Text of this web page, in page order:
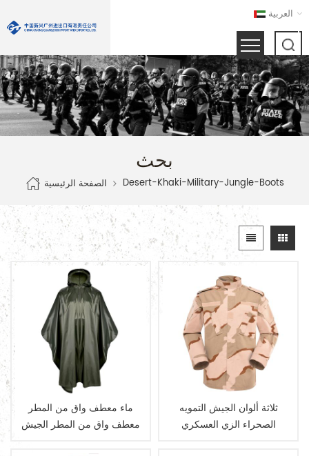
العربية
بحث
الصفحة الرئيسية Desert-Khaki-Military-Jungle-Boots
ماء معطف واق من المطر
معطف واق من المطر الجيش
ثلاثة ألوان الجيش التمويه
الصحراء الزي العسكري